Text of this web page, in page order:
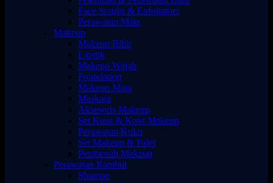
Face Scrubs & Exfoliators
Perawatan Mata
Makeup
Makeup Bibir
Lipstik
Makeup Wajah
Foundation
Makeup Mata
Maskara
Aksesoris Makeup
Set Kuas & Kuas Makeup
Perawatan Kuku
Set Makeup & Palet
Pembersih Makeup
Perawatan Rambut
Shampo